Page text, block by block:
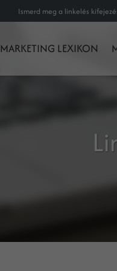
MARKETING LEXIKON